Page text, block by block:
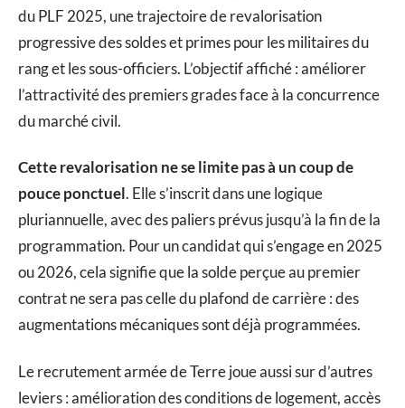
du PLF 2025, une trajectoire de revalorisation
progressive des soldes et primes pour les militaires du
rang et les sous-officiers. L’objectif affiché : améliorer
l’attractivité des premiers grades face à la concurrence
du marché civil.
Cette revalorisation ne se limite pas à un coup de
pouce ponctuel. Elle s’inscrit dans une logique
pluriannuelle, avec des paliers prévus jusqu’à la fin de la
programmation. Pour un candidat qui s’engage en 2025
ou 2026, cela signifie que la solde perçue au premier
contrat ne sera pas celle du plafond de carrière : des
augmentations mécaniques sont déjà programmées.
Le recrutement armée de Terre joue aussi sur d’autres
leviers : amélioration des conditions de logement, accès